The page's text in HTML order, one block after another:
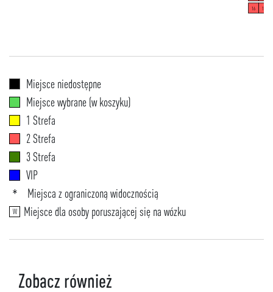
16 17
Miejsce niedostępne
Miejsce wybrane (w koszyku)
1 Strefa
2 Strefa
3 Strefa
VIP
* Miejsca z ograniczoną widocznością
W Miejsce dla osoby poruszającej się na wózku
Zobacz również